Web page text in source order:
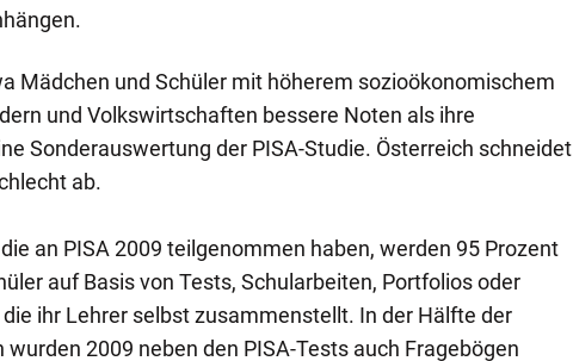
Mädchen und Schüler mit höherem sozioökonomischem
und Volkswirtschaften bessere Noten als ihre
Sonderauswertung der PISA-Studie. Österreich schneidet
ab.
an PISA 2009 teilgenommen haben, werden 95 Prozent
auf Basis von Tests, Schularbeiten, Portfolios oder
ihr Lehrer selbst zusammenstellt. In der Hälfte der
2009 neben den PISA-Tests auch Fragebögen